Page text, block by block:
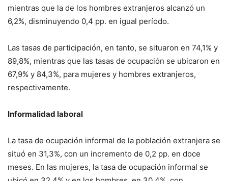
mientras que la de los hombres extranjeros alcanzó un
6,2%, disminuyendo 0,4 pp. en igual período.
Las tasas de participación, en tanto, se situaron en 74,1% y
89,8%, mientras que las tasas de ocupación se ubicaron en
67,9% y 84,3%, para mujeres y hombres extranjeros,
respectivamente.
Informalidad laboral
La tasa de ocupación informal de la población extranjera se
situó en 31,3%, con un incremento de 0,2 pp. en doce
meses. En las mujeres, la tasa de ocupación informal se